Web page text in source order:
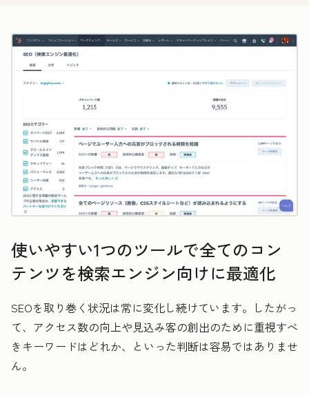
使いやすい1つのツールで全てのコン
テンツを検索エンジン向けに最適化
SEOを取り巻く状況は常に変化し続けています。したがっ
て、アクセス数の向上や見込み客の創出のために重視すべ
きキーワードはどれか、といった判断は容易ではありませ
ん。